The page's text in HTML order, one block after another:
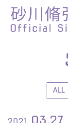
ALL
03.27